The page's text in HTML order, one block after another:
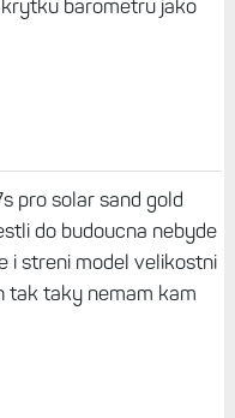
barometru jako
pro solar sand gold
do budoucna nebyde
i streni model velikostni
tak taky nemam kam